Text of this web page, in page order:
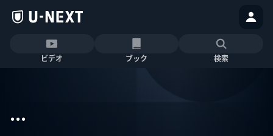
ビデオ ブック 検索
...